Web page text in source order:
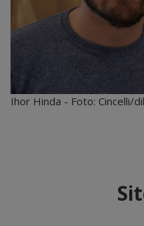
Ihor Hinda - Foto: Cincelli/